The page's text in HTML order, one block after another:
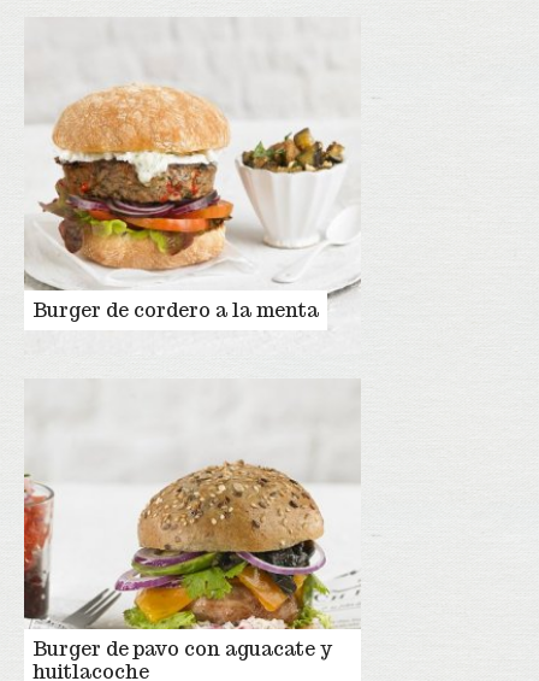
Burger de cordero a la menta
Burger de pavo con aguacate y
huitlacoche